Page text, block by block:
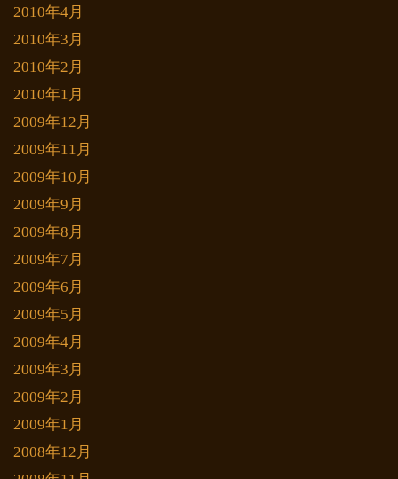
2010年4月
2010年3月
2010年2月
2010年1月
2009年12月
2009年11月
2009年10月
2009年9月
2009年8月
2009年7月
2009年6月
2009年5月
2009年4月
2009年3月
2009年2月
2009年1月
2008年12月